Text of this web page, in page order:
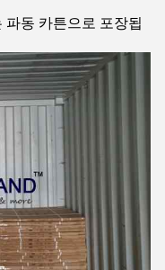
파동 카튼으로 포장됩